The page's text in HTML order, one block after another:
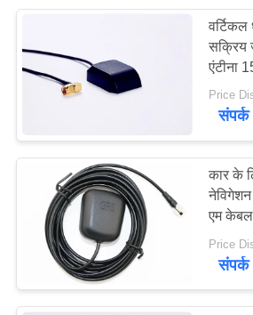
वाईफ़ाई रिसीवर
चुंबकीय आधार
सक्रिय
एंटीना
डीबी लाभ
संपर्क
कार के
एम केबल
संपर्क